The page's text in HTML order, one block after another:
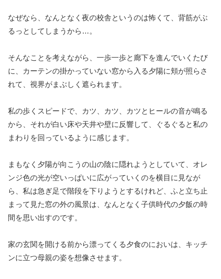
なぜなら、なんとなく夜の校舎というのは怖くて、背筋がぶ
るっとしてしまうから…。
そんなことを考えながら、一歩一歩と廊下を進んでいくたび
に、カーテンの掛かっていない窓から入る夕陽に頬が照らさ
れて、視界がまぶしく遮られます。
私の歩くスピードで、カツ、カツ、カツとヒールの音が鳴る
から、それが白い床や天井や壁に反響して、ぐるぐると私の
まわりを回っているように感じます。
まもなく夕陽が向こうの山の陰に隠れようとしていて、オレ
ンジ色の光が空いっぱいに広がっていくのを横目に見なが
ら、私は急ぎ足で階段を下りようとするけれど、ふと立ち止
まって見た窓の外の風景は、なんとなく子供時代の夕飯の時
間を思い出すのです。
家の玄関を開ける前から漂ってくる夕食のにおいは、キッチ
ンに立つ母親の姿を想像させます。